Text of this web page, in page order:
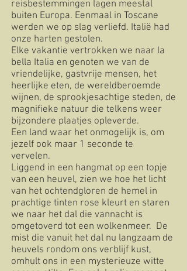
reisbestemmingen lagen meestal
buiten Europa. Eenmaal in Toscane
werden we op slag verliefd. Italië had
onze harten gestolen.
Elke vakantie vertrokken we naar la
bella Italia en genoten we van de
vriendelijke, gastvrije mensen, het
heerlijke eten, de wereldberoemde
wijnen, de sprookjesachtige steden, de
magnifieke natuur die telkens weer
bijzondere plaatjes opleverde.
Een land waar het onmogelijk is, om
jezelf ook maar 1 seconde te
vervelen.
Liggend in een hangmat op een topje
van een heuvel, zien we hoe het licht
van het ochtendgloren de hemel in
prachtige tinten rose kleurt en staren
we naar het dal die vannacht is
omgetoverd tot een wolkenmeer. De
mist die vanuit het dal nu langzaam de
heuvels rondom ons verblijf kust,
omhult ons in een mysterieuze witte